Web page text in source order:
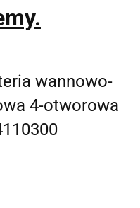
wannowo-
4-otworowa